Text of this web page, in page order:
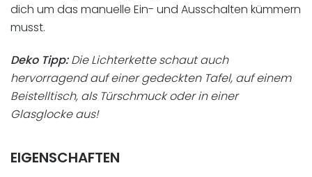
dich um das manuelle Ein- und Ausschalten kümmern
musst.
Deko Tipp:Die Lichterkette schaut auch
hervorragend auf einer gedeckten Tafel, auf einem
Beistelltisch, als Türschmuck oder in einer
Glasglocke aus!
EIGENSCHAFTEN